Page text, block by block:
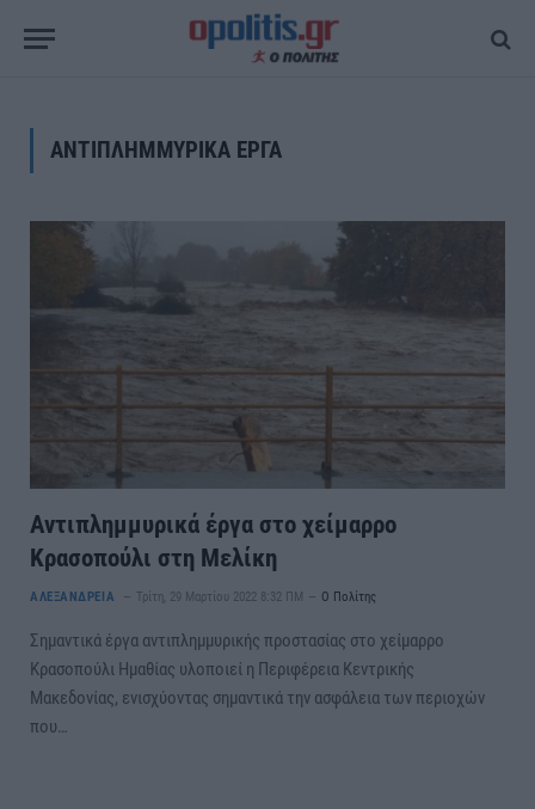
ΑΝΤΙΠΛΗΜΜΥΡΙΚΑ ΕΡΓΑ
Αντιπλημμυρικά έργα στο χείμαρρο
Κρασοπούλι στη Μελίκη
ΑΛΕΞΑΝΔΡΕΙΑ Τρίτη, 29 Μαρτίου 2022 8:32 ΠΜ Ο Πολίτης
Σημαντικά έργα αντιπλημμυρικής προστασίας στο χείμαρρο
Κρασοπούλι Ημαθίας υλοποιεί η Περιφέρεια Κεντρικής
Μακεδονίας, ενισχύοντας σημαντικά την ασφάλεια των περιοχών
που…